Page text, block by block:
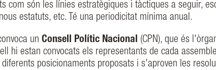
com són les línies estratègiques i tàctiques a seguir,
estatuts, etc. Té una periodicitat mínima anual.
un Consell Polític Nacional (CPN), que és
hi estan convocats els representants de cada
posicionaments proposats i s'aproven les